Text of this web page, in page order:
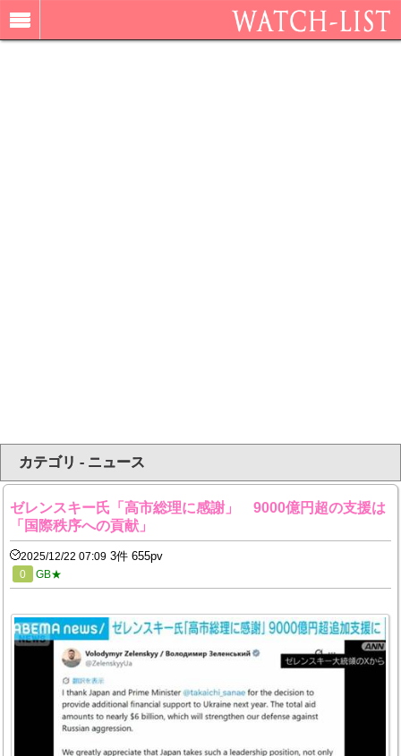
カテゴリ - ニュース
ゼレンスキー氏「高市総理に感謝」 9000億円超の支援は
「国際秩序への貢献」
2025/12/22 07:09 3件 655pv
0 GB★